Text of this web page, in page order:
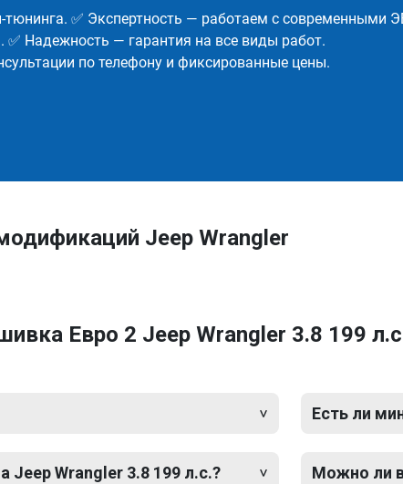
тюнинга. ✅ Экспертность — работаем с современными
Надежность — гарантия на все виды работ.
по телефону и фиксированные цены.
Jeep Wrangler
Евро 2 Jeep Wrangler 3.8 199
Jeep Wrangler 3.8 199 л.с.?
Есть ли
Можно ли